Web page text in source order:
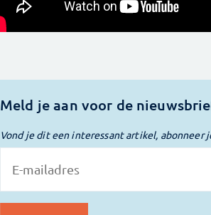
Meld je aan voor de
Vond je dit een interessant artikel, abonneer